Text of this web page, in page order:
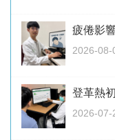
疲倦影
2026-08-
登革熱
2026-07-